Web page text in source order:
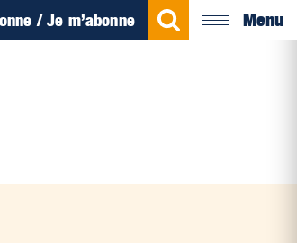
/ Je m’abonne Menu